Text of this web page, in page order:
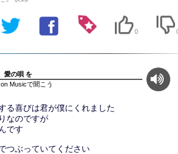
0
愛の唄 を
Musicで聞こう
喜びは君が僕にくれました
なのですが
です
つぶっていてください